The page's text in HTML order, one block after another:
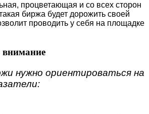
процветающая и со всех сторон
биржа будет дорожить своей
проводить у себя на площадке
внимание
нужно ориентироваться на